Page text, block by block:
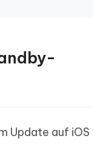
Update auf iOS